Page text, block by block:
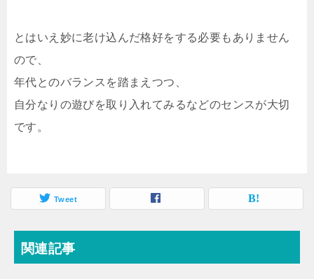
とはいえ妙に老け込んだ格好をする必要もありません
ので、
年代とのバランスを踏まえつつ、
自分なりの遊びを取り入れてみるなどのセンスが大切
です。
Tweet
関連記事